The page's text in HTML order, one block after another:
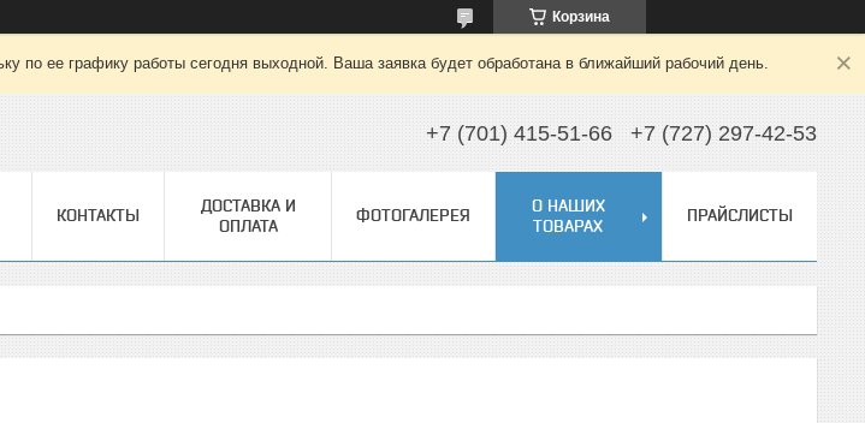
Корзина
по ее графику работы сегодня выходной. Ваша заявка будет обработана в ближайший рабочий день.
+7 (701) 415-51-66 +7 (727) 297-42-53
КОНТАКТЫ
ДОСТАВКА И
ОПЛАТА
ФОТОГАЛЕРЕЯ
О НАШИХ
ТОВАРАХ
ПРАЙСЛИСТЫ